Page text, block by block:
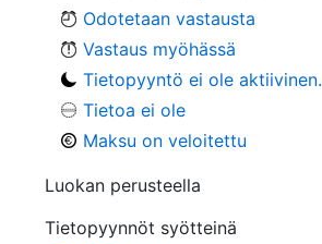
Odotetaan vastausta
Vastaus myöhässä
Tietopyyntö ei ole aktiivinen.
Tietoa ei ole
Maksu on veloitettu
Luokan perusteella
Tietopyynnöt syötteinä